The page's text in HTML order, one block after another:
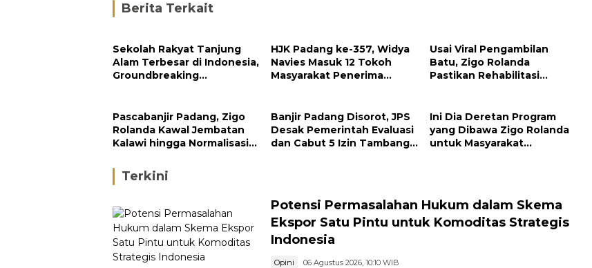
Berita Terkait
Sekolah Rakyat Tanjung
Alam Terbesar di Indonesia,
Groundbreaking
HJK Padang ke-357, Widya
Navies Masuk 12 Tokoh
Masyarakat Penerima
Usai Viral Pengambilan
Batu, Zigo Rolanda
Pastikan Rehabilitasi
Pascabanjir Padang, Zigo
Rolanda Kawal Jembatan
Kalawi hingga Normalisasi
Banjir Padang Disorot, JPS
Desak Pemerintah Evaluasi
dan Cabut 5 Izin Tambang
Ini Dia Deretan Program
yang Dibawa Zigo Rolanda
untuk Masyarakat
Terkini
Potensi Permasalahan Hukum dalam Skema
Ekspor Satu Pintu untuk Komoditas Strategis
Indonesia
Opini 06 Agustus 2026, 10:10 WIB